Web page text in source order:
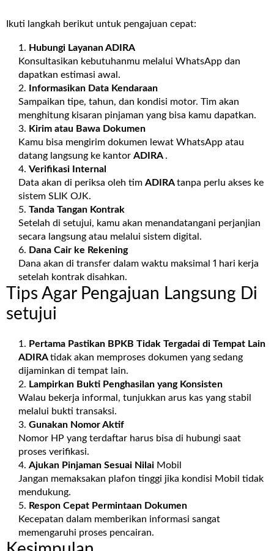
Ikuti langkah berikut untuk pengajuan cepat:
Hubungi LayananADIRA
Konsultasikan kebutuhanmu melalui WhatsApp dan
dapatkan estimasi awal.
Informasikan Data Kendaraan
Sampaikan tipe, tahun, dan kondisi motor. Tim akan
menghitung kisaran pinjaman yang bisa kamu dapatkan.
Kirim atau Bawa Dokumen
Kamu bisa mengirim dokumen lewat WhatsApp atau
datang langsung ke kantor ADIRA .
Verifikasi Internal
Data akan di periksa oleh tim ADIRAtanpa perlu akses ke
sistem SLIK OJK.
Tanda Tangan Kontrak
Setelah di setujui, kamu akan menandatangani perjanjian
secara langsung atau melalui sistem digital.
Dana Cair ke Rekening
Dana akan di transfer dalam waktu maksimal 1 hari kerja
setelah kontrak disahkan.
Tips Agar Pengajuan Langsung Di
setujui
Pertama Pastikan BPKB Tidak Tergadai di Tempat Lain
ADIRAtidak akan memproses dokumen yang sedang
dijaminkan di tempat lain.
Lampirkan Bukti Penghasilan yang Konsisten
Walau bekerja informal, tunjukkan arus kas yang stabil
melalui bukti transaksi.
Gunakan Nomor Aktif
Nomor HP yang terdaftar harus bisa di hubungi saat
proses verifikasi.
Ajukan Pinjaman Sesuai Nilai Mobil
Jangan memaksakan plafon tinggi jika kondisi Mobil tidak
mendukung.
Respon Cepat Permintaan Dokumen
Kecepatan dalam memberikan informasi sangat
memengaruhi proses pencairan.